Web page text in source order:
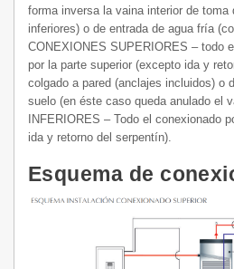
forma inversa la vaina interior de toma
inferiores) o de entrada de agua fría
CONEXIONES SUPERIORES – todo
por la parte superior (excepto ida y
colgado a pared (anclajes incluidos) o
suelo (en éste caso queda anulado el
INFERIORES – Todo el conexionado
ida y retorno del serpentín).
Esquema de